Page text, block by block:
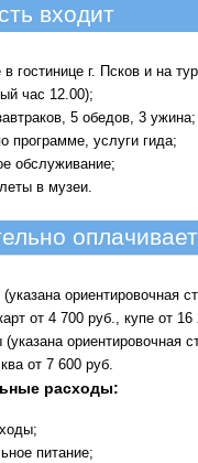
входит
гостинице г. Псков и на
час 12.00);
5 обедов, 3 ужина;
программе, услуги гида;
обслуживание;
в музеи.
ориентировочная
от 4 700 руб., купе от 16
ориентировочная
от 7 600 руб.
расходы:
питание;